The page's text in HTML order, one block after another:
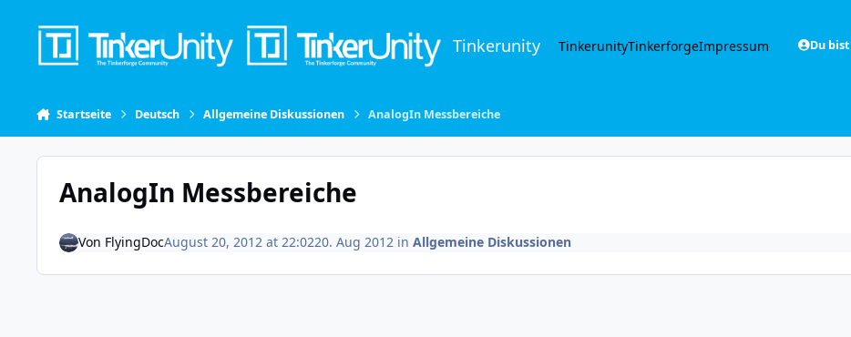
Tinkerunity TinkerunityTinkerforgeImpressum Du
Startseite Deutsch Allgemeine Diskussionen AnalogIn Messbereiche
AnalogIn Messbereiche
Von FlyingDocAugust 20, 2012 at 22:0220. Aug 2012in Allgemeine Diskussionen